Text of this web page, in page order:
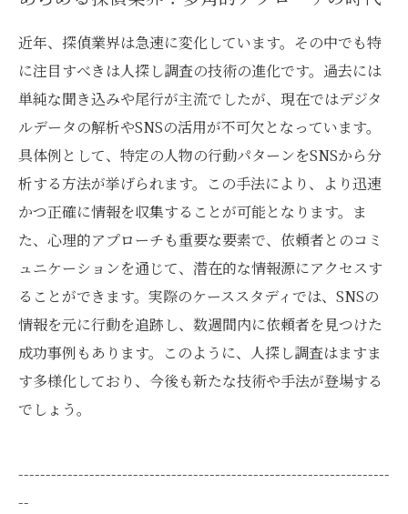
近年、探偵業界は急速に変化しています。その中でも特
に注目すべきは人探し調査の技術の進化です。過去には
単純な聞き込みや尾行が主流でしたが、現在ではデジタ
ルデータの解析やSNSの活用が不可欠となっています。
具体例として、特定の人物の行動パターンをSNSから分
析する方法が挙げられます。この手法により、より迅速
かつ正確に情報を収集することが可能となります。ま
た、心理的アプローチも重要な要素で、依頼者とのコミ
ュニケーションを通じて、潜在的な情報源にアクセスす
ることができます。実際のケーススタディでは、SNSの
情報を元に行動を追跡し、数週間内に依頼者を見つけた
成功事例もあります。このように、人探し調査はますま
す多様化しており、今後も新たな技術や手法が登場する
でしょう。
--------------------------------------------------------------------
--